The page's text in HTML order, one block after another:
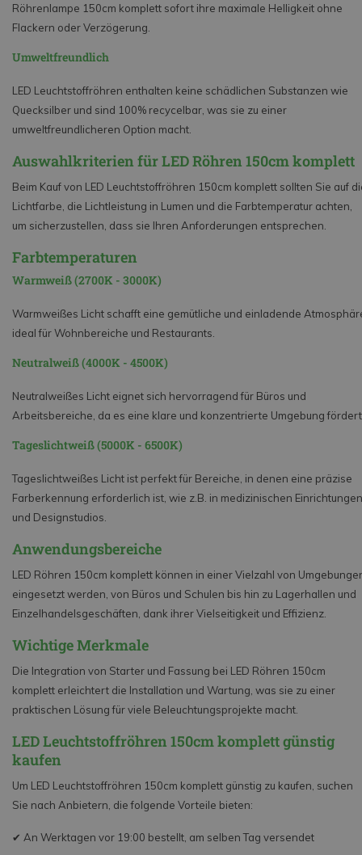
Röhrenlampe 150cm komplett sofort ihre maximale Helligkeit ohne
Flackern oder Verzögerung.
Umweltfreundlich
LED Leuchtstoffröhren enthalten keine schädlichen Substanzen wie
Quecksilber und sind 100% recycelbar, was sie zu einer
umweltfreundlicheren Option macht.
Auswahlkriterien für LED Röhren 150cm komplett
Beim Kauf von LED Leuchtstoffröhren 150cm komplett sollten Sie auf
Lichtfarbe, die Lichtleistung in Lumen und die Farbtemperatur achten,
um sicherzustellen, dass sie Ihren Anforderungen entsprechen.
Farbtemperaturen
Warmweiß (2700K - 3000K)
Warmweißes Licht schafft eine gemütliche und einladende
ideal für Wohnbereiche und Restaurants.
Neutralweiß (4000K - 4500K)
Neutralweißes Licht eignet sich hervorragend für Büros und
Arbeitsbereiche, da es eine klare und konzentrierte Umgebung
Tageslichtweiß (5000K - 6500K)
Tageslichtweißes Licht ist perfekt für Bereiche, in denen eine präzise
Farberkennung erforderlich ist, wie z.B. in medizinischen Einrichtungen
und Designstudios.
Anwendungsbereiche
LED Röhren 150cm komplett können in einer Vielzahl von
eingesetzt werden, von Büros und Schulen bis hin zu Lagerhallen und
Einzelhandelsgeschäften, dank ihrer Vielseitigkeit und Effizienz.
Wichtige Merkmale
Die Integration von Starter und Fassung bei LED Röhren 150cm
komplett erleichtert die Installation und Wartung, was sie zu einer
praktischen Lösung für viele Beleuchtungsprojekte macht.
LED Leuchtstoffröhren 150cm komplett günstig
kaufen
Um LED Leuchtstoffröhren 150cm komplett günstig zu kaufen, suchen
Sie nach Anbietern, die folgende Vorteile bieten:
✔ An Werktagen vor 19:00 bestellt, am selben Tag versendet